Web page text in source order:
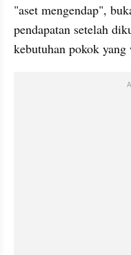
"aset mengendap",
pendapatan setelah
kebutuhan pokok yang